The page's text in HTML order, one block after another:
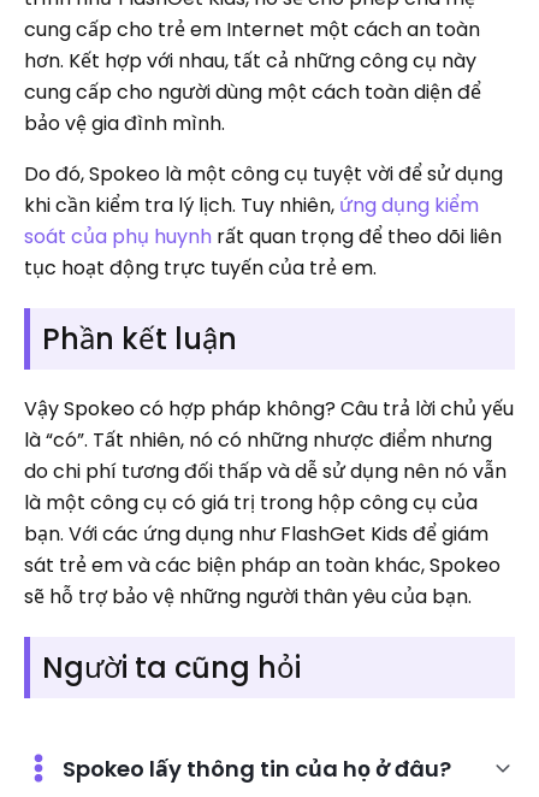
cung cấp cho trẻ em Internet một cách an toàn
hơn. Kết hợp với nhau, tất cả những công cụ này
cung cấp cho người dùng một cách toàn diện để
bảo vệ gia đình mình.
Do đó, Spokeo là một công cụ tuyệt vời để sử dụng
khi cần kiểm tra lý lịch. Tuy nhiên, ứng dụng kiểm
soát của phụ huynh rất quan trọng để theo dõi liên
tục hoạt động trực tuyến của trẻ em.
Phần kết luận
Vậy Spokeo có hợp pháp không? Câu trả lời chủ yếu
là “có”. Tất nhiên, nó có những nhược điểm nhưng
do chi phí tương đối thấp và dễ sử dụng nên nó vẫn
là một công cụ có giá trị trong hộp công cụ của
bạn. Với các ứng dụng như FlashGet Kids để giám
sát trẻ em và các biện pháp an toàn khác, Spokeo
sẽ hỗ trợ bảo vệ những người thân yêu của bạn.
Người ta cũng hỏi
Spokeo lấy thông tin của họ ở đâu?